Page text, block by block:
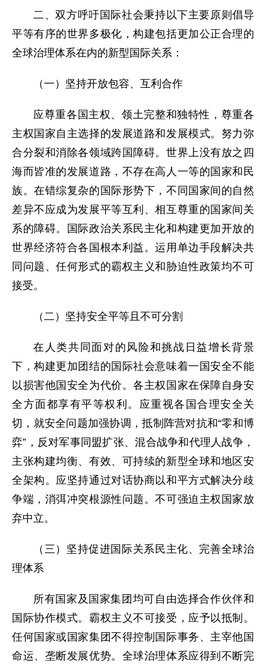
二、双方呼吁国际社会秉持以下主要原则倡导
平等有序的世界多极化，构建包括更加公正合理的
全球治理体系在内的新型国际关系：
（一）坚持开放包容、互利合作
应尊重各国主权、领土完整和独特性，尊重各
主权国家自主选择的发展道路和发展模式。努力弥
合分裂和消除各领域跨国障碍。世界上没有放之四
海而皆准的发展道路，不存在高人一等的国家和民
族。在错综复杂的国际形势下，不同国家间的自然
差异不应成为发展平等互利、相互尊重的国家间关
系的障碍。国际政治关系民主化和构建更加开放的
世界经济符合各国根本利益。运用单边手段解决共
同问题、任何形式的霸权主义和胁迫性政策均不可
接受。
（二）坚持安全平等且不可分割
在人类共同面对的风险和挑战日益增长背景
下，构建更加团结的国际社会意味着一国安全不能
以损害他国安全为代价。各主权国家在保障自身安
全方面都享有平等权利。应重视各国合理安全关
切，就安全问题加强协调，抵制阵营对抗和“零和博
弈”，反对军事同盟扩张、混合战争和代理人战争，
主张构建均衡、有效、可持续的新型全球和地区安
全架构。应坚持通过对话协商以和平方式解决分歧
争端，消弭冲突根源性问题。不可强迫主权国家放
弃中立。
（三）坚持促进国际关系民主化、完善全球治
理体系
所有国家及国家集团均可自由选择合作伙伴和
国际协作模式。霸权主义不可接受，应予以抵制。
任何国家或国家集团不得控制国际事务、主宰他国
命运、垄断发展优势。全球治理体系应得到不断完